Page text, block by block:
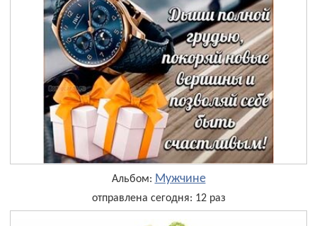
Альбом: Мужчине
отправлена сегодня: 12 раз